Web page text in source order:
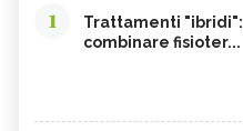
1
Trattamenti "ibridi":
combinare fisioter...